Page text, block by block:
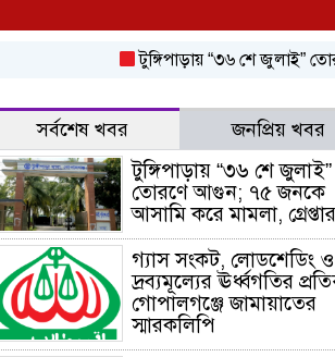
টুঙ্গিপাড়ায় “৩৬ শে জুলাই”
সর্বশেষ খবর জনপ্রিয় খবর
টুঙ্গিপাড়ায় “৩৬ শে জুলাই”
তোরণে আগুন; ৭৫ জনকে
আসামি করে মামলা,
গ্যাস সংকট, লোডশেডিং ও
দ্রব্যমূল্যের ঊর্ধ্বগতির
গোপালগঞ্জে জামায়াতের
স্মারকলিপি